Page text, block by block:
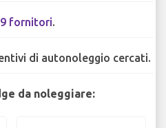
fornitori.
di autonoleggio cercati.
da noleggiare: